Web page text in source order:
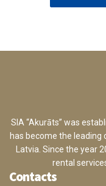
SIA “Akurāts” was
has become the
Latvia. Since the year
rental
Contacts